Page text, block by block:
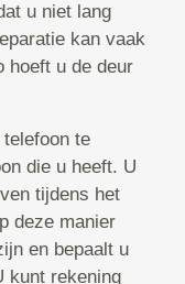
u niet lang
kan vaak
hoeft u de deur
te
die u heeft. U
tijdens het
deze manier
en bepaalt u
kunt rekening